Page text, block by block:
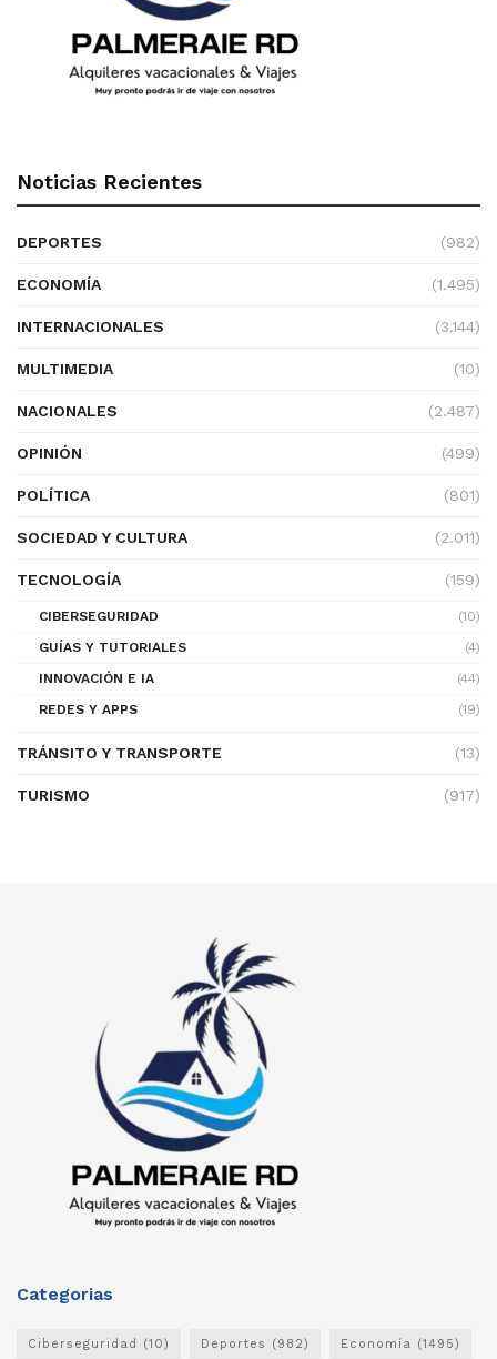
Noticias Recientes
DEPORTES (982)
ECONOMÍA (1.495)
INTERNACIONALES (3.144)
MULTIMEDIA (10)
NACIONALES (2.487)
OPINIÓN (499)
POLÍTICA (801)
SOCIEDAD Y CULTURA (2.011)
TECNOLOGÍA (159)
CIBERSEGURIDAD
(10)
GUÍAS Y TUTORIALES
(4)
INNOVACIÓN E IA
(44)
REDES Y APPS
(19)
TRÁNSITO Y TRANSPORTE (13)
TURISMO (917)
Categorias
Ciberseguridad (10) Deportes (982) Economía (1495)